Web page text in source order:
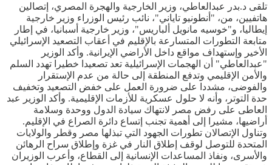
تلقى د.بدر عبدالعاطي، وزير الخارجية والهجرة المصري، إتصالين
هاتفيين، من، "أنطونيو تاياني"، نائب رئيس الوزراء وزير خارجية
إيطاليا، و"خوسيه مانويل ألباريس"، وزير خارجية أسبانيا، في إطار
متابعة التطورات المتسارعة بالإقليم في أعقاب التصعيد الإسرائيلي
الأخير وإستهداف مواقع داخل الأراضي الإيرانية. وأكد الوزير
"عبدالعاطي" أن الهجمات الإسرائيلية تعد تصعيدا خطيرا تهدد السلم
والأمن الإقليمي وتدفع المنطقة إلى حالة من عدم الإستقرار
والفوضى، مشددا على ضرورة العمل على خفض التصعيد وتخفيف
حدة التوتر، وأنه لا حلول عسكرية للأزمات الإقليمية. وأكد الوزير عبد
العاطى على رفض مصر لانتهاك سيادة الدول ووحدة وسلامة
أراضيها، مشيرا إلى أهمية تجنب إتساع دائرة الصراع في الإقليم.
وتناول الإتصالان تطورات الجهود التي تبذلها مصر وقطر والولايات
المتحدة للتوصل لوقف إطلاق النار في غزة وإطلاق سراح الرهائن
والأسرى، ونفاذ المساعدات الإنسانية إلى القطاع، وأعرب الوزيران